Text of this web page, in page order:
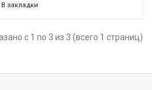
В закладки
с 1 по 3 из 3 (всего 1 страниц)